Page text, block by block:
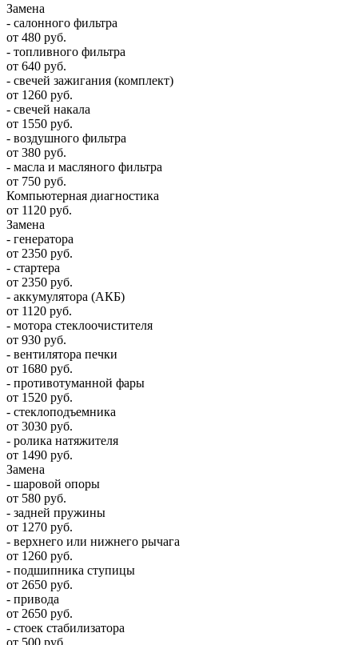
Замена
- салонного фильтра
от 480 руб.
- топливного фильтра
от 640 руб.
- свечей зажигания (комплект)
от 1260 руб.
- свечей накала
от 1550 руб.
- воздушного фильтра
от 380 руб.
- масла и масляного фильтра
от 750 руб.
Компьютерная диагностика
от 1120 руб.
Замена
- генератора
от 2350 руб.
- стартера
от 2350 руб.
- аккумулятора (АКБ)
от 1120 руб.
- мотора стеклоочистителя
от 930 руб.
- вентилятора печки
от 1680 руб.
- противотуманной фары
от 1520 руб.
- стеклоподъемника
от 3030 руб.
- ролика натяжителя
от 1490 руб.
Замена
- шаровой опоры
от 580 руб.
- задней пружины
от 1270 руб.
- верхнего или нижнего рычага
от 1260 руб.
- подшипника ступицы
от 2650 руб.
- привода
от 2650 руб.
- стоек стабилизатора
от 500 руб.